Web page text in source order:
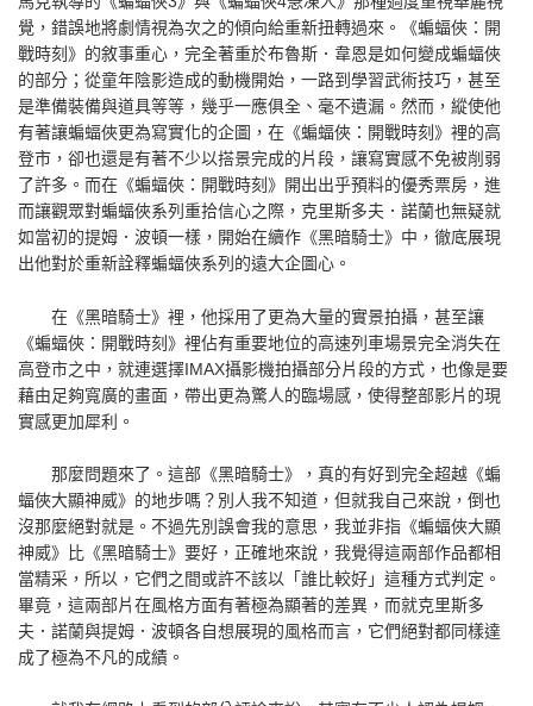
覺，錯誤地將劇情視為次之的傾向給重新扭轉過來。《蝙蝠俠：開
戰時刻》的敘事重心，完全著重於布魯斯．韋恩是如何變成蝙蝠俠
的部分；從童年陰影造成的動機開始，一路到學習武術技巧，甚至
是準備裝備與道具等等，幾乎一應俱全、毫不遺漏。然而，縱使他
有著讓蝙蝠俠更為寫實化的企圖，在《蝙蝠俠：開戰時刻》裡的高
登市，卻也還是有著不少以搭景完成的片段，讓寫實感不免被削弱
了許多。而在《蝙蝠俠：開戰時刻》開出出乎預料的優秀票房，進
而讓觀眾對蝙蝠俠系列重拾信心之際，克里斯多夫．諾蘭也無疑就
如當初的提姆．波頓一樣，開始在續作《黑暗騎士》中，徹底展現
出他對於重新詮釋蝙蝠俠系列的遠大企圖心。
在《黑暗騎士》裡，他採用了更為大量的實景拍攝，甚至讓
《蝙蝠俠：開戰時刻》裡佔有重要地位的高速列車場景完全消失在
高登市之中，就連選擇IMAX攝影機拍攝部分片段的方式，也像是要
藉由足夠寬廣的畫面，帶出更為驚人的臨場感，使得整部影片的現
實感更加犀利。
那麼問題來了。這部《黑暗騎士》，真的有好到完全超越《蝙
蝠俠大顯神威》的地步嗎？別人我不知道，但就我自己來說，倒也
沒那麼絕對就是。不過先別誤會我的意思，我並非指《蝙蝠俠大顯
神威》比《黑暗騎士》要好，正確地來說，我覺得這兩部作品都相
當精采，所以，它們之間或許不該以「誰比較好」這種方式判定。
畢竟，這兩部片在風格方面有著極為顯著的差異，而就克里斯多
夫．諾蘭與提姆．波頓各自想展現的風格而言，它們絕對都同樣達
成了極為不凡的成績。